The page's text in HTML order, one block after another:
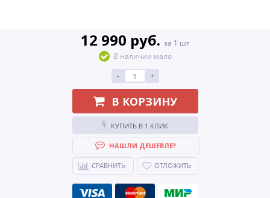
12 990 руб. за 1 шт
В наличии мало
-
+
В КОРЗИНУ
КУПИТЬ В 1 КЛИК
НАШЛИ ДЕШЕВЛЕ?
СРАВНИТЬ ОТЛОЖИТЬ